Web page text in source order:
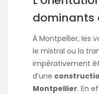
dominants
À Montpellier, les
le mistral ou la
impérativement
d’une
Montpellier. En